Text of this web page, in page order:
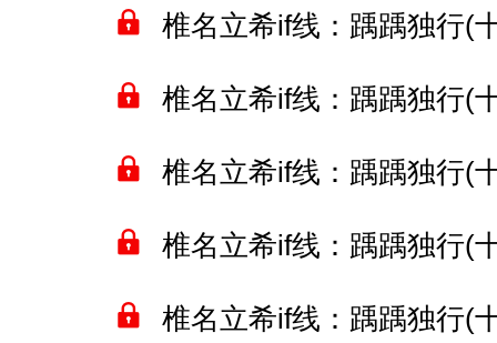
椎名立希if线：踽踽独行(
椎名立希if线：踽踽独行(
椎名立希if线：踽踽独行(
椎名立希if线：踽踽独行(
椎名立希if线：踽踽独行(